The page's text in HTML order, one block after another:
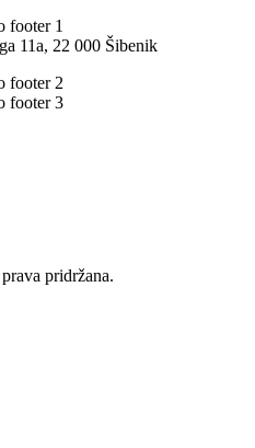
11a, 22 000 Šibenik
pridržana.